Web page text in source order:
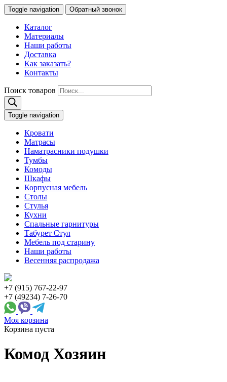
Toggle navigation Обратный звонок
Каталог
Материалы
Наши работы
Доставка
Как заказать?
Контакты
Поиск товаров
Toggle navigation
Кровати
Матрасы
Наматрасники подушки
Тумбы
Комоды
Шкафы
Корпусная мебель
Столы
Стулья
Кухни
Спальные гарнитуры
Табурет Стул
Мебель под старину
Наши работы
Весенняя распродажа
+7 (915) 767-22-97
+7 (49234) 7-26-70
Моя корзина
Корзина пуста
Комод Хозяин